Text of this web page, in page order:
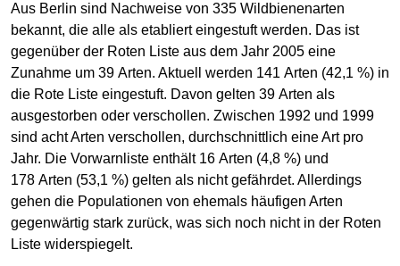
Aus Berlin sind Nachweise von 335 Wildbienenarten
bekannt, die alle als etabliert eingestuft werden. Das ist
gegenüber der Roten Liste aus dem Jahr 2005 eine
Zunahme um 39 Arten. Aktuell werden 141 Arten (42,1 %) in
die Rote Liste eingestuft. Davon gelten 39 Arten als
ausgestorben oder verschollen. Zwischen 1992 und 1999
sind acht Arten verschollen, durchschnittlich eine Art pro
Jahr. Die Vorwarnliste enthält 16 Arten (4,8 %) und
178 Arten (53,1 %) gelten als nicht gefährdet. Allerdings
gehen die Populationen von ehemals häufigen Arten
gegenwärtig stark zurück, was sich noch nicht in der Roten
Liste widerspiegelt.